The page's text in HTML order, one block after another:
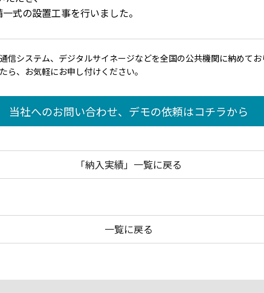
式の設置工事を行いました。
信システム、デジタルサイネージなどを全国の公共機関に納めてお
ら、お気軽にお申し付けください。
当社へのお問い合わせ、デモの依頼はコチラから
「納入実績」一覧に戻る
一覧に戻る